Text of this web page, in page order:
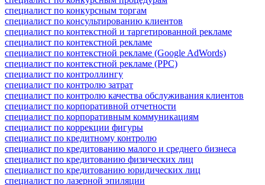
специалист по конкурсным торгам
специалист по консультированию клиентов
специалист по контекстной и таргетированной рекламе
специалист по контекстной рекламе
специалист по контекстной рекламе (Google AdWords)
специалист по контекстной рекламе (PPC)
специалист по контроллингу
специалист по контролю затрат
специалист по контролю качества обслуживания клиентов
специалист по корпоративной отчетности
специалист по корпоративным коммуникациям
специалист по коррекции фигуры
специалист по кредитному контролю
специалист по кредитованию малого и среднего бизнеса
специалист по кредитованию физических лиц
специалист по кредитованию юридических лиц
специалист по лазерной эпиляции